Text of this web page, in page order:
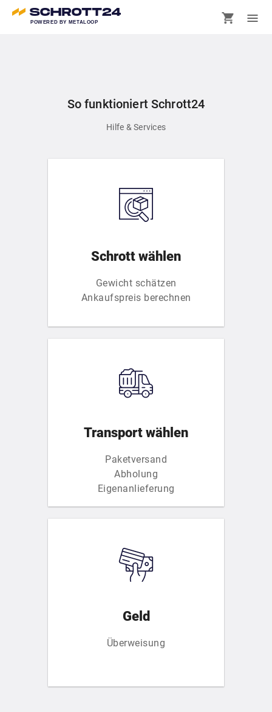
POWERED BY METALOOP
So funktioniert Schrott24
Hilfe & Services
Schrott wählen
Gewicht schätzen
Ankaufspreis berechnen
Transport wählen
Paketversand
Abholung
Eigenanlieferung
Geld
Überweisung